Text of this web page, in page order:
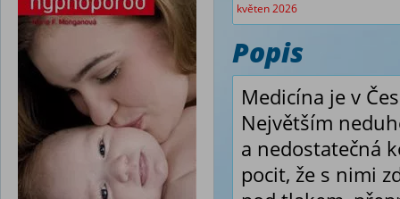
květen 2026
Popis
Medicína je v
Největším
a nedostatečná
pocit, že s nimi